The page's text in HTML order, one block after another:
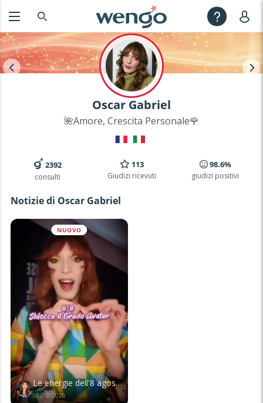
Oscar Gabriel
🌺Amore, Crescita Personale🌹
2392
consulti
113
Giudizi ricevuti
98.6%
giudizi positivi
Notizie di Oscar Gabriel
NUOVO
Le energie dell'8 agosto! 8️⃣8️⃣
08/08/2026